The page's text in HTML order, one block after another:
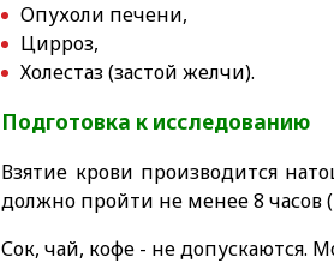
Опухоли печени,
Цирроз,
Холестаз (застой желчи).
Подготовка к исследованию
Взятие крови производится
должно пройти не менее 8 часов
Сок, чай, кофе - не допускаются.